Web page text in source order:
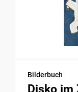
Bilderbuch